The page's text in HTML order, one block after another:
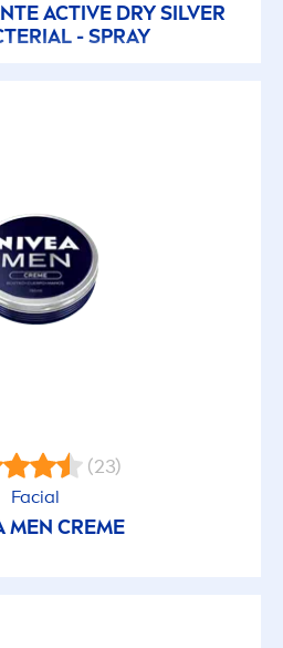
ACTIVE DRY SILVER
- SPRAY
(23)
Facial
MEN CREME